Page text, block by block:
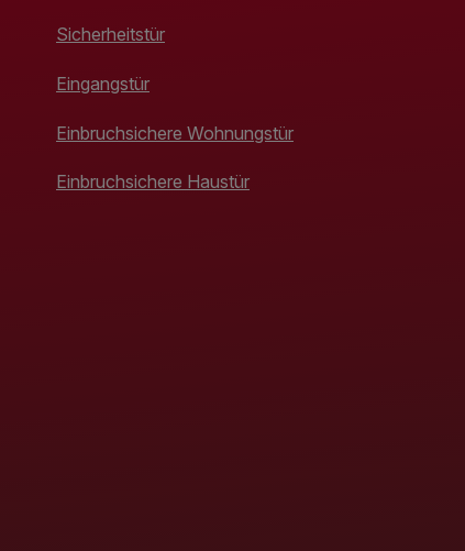
Sicherheitstür
Eingangstür
Einbruchsichere Wohnungstür
Einbruchsichere Haustür